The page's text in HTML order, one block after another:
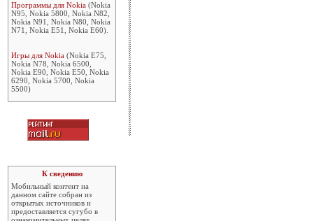
Программы для Nokia (Nokia
N95, Nokia 5800, Nokia N82,
Nokia N91, Nokia N80, Nokia
N71, Nokia E51, Nokia E60).
Игры для Nokia (Nokia E75,
Nokia N78, Nokia 6500,
Nokia E90, Nokia E50, Nokia
6290, Nokia 5700, Nokia
5500)
К сведению
Мобильный контент на
данном сайте собран из
открытых источников и
предоставляется сугубо в